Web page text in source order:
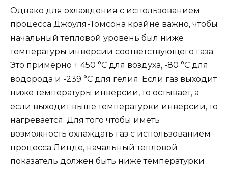
Однако для охлаждения с использованием
процесса Джоуля-Томсона крайне важно, чтобы
начальный тепловой уровень был ниже
температуры инверсии соответствующего газа.
Это примерно + 450 °С для воздуха, -80 °С для
водорода и -239 °С для гелия. Если газ выходит
ниже температуры инверсии, то остывает, а
если выходит выше температурки инверсии, то
нагревается. Для того чтобы иметь
возможность охлаждать газ с использованием
процесса Линде, начальный тепловой
показатель должен быть ниже температурки